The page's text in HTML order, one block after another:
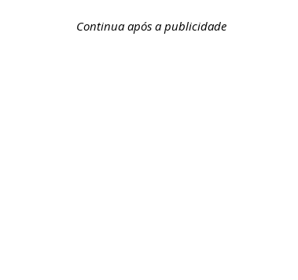
Continua após a publicidade